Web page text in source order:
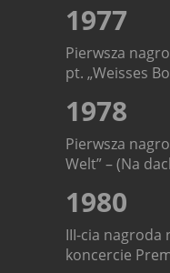
1977
Pierwsza
pt. „Weisses
1978
Pierwsza
Welt” – (Na
1980
III-cia nagroda
koncercie